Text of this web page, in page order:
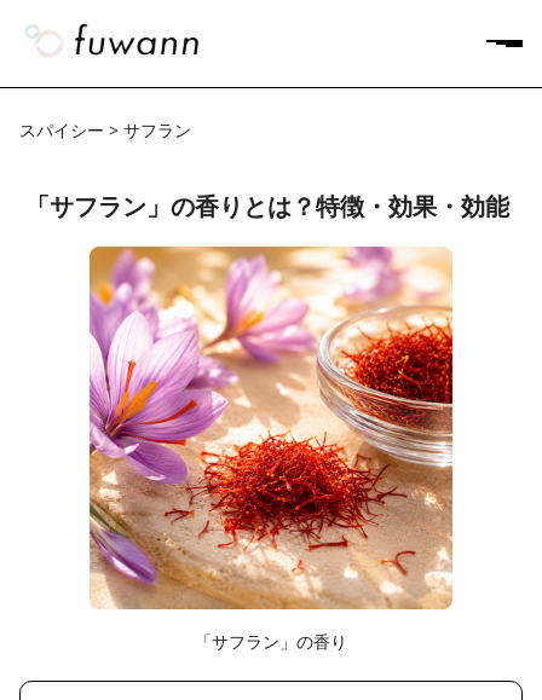
スパイシー > サフラン
「サフラン」の香りとは？特徴・効果・効能
「サフラン」の香り